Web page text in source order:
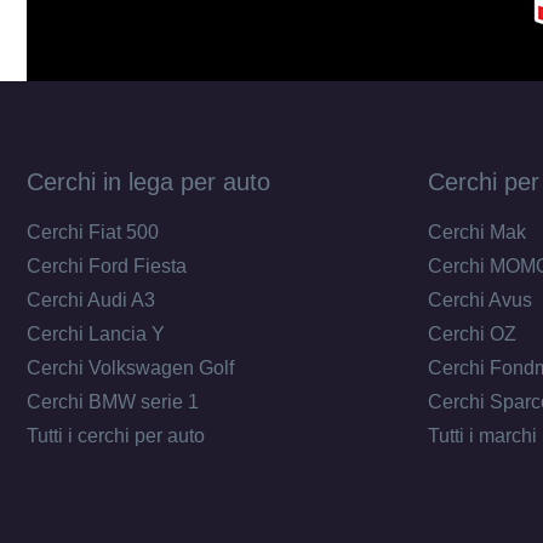
Cerchi in lega per auto
Cerchi Fiat 500
Cerchi Ford Fiesta
Cerchi Audi A3
Cerchi Lancia Y
Cerchi Volkswagen Golf
Cerchi BMW serie 1
Tutti i cerchi per auto
Cerchi
Cerchi Mak
Cerchi
Cerchi Avus
Cerchi OZ
Cerchi
Cerchi
Tutti i marchi